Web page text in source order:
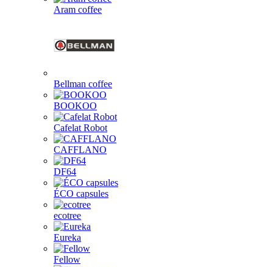
Aram coffee
Bellman coffee
BOOKOO
Cafelat Robot
CAFFLANO
DF64
ÉCO capsules
ecotree
Eureka
Fellow